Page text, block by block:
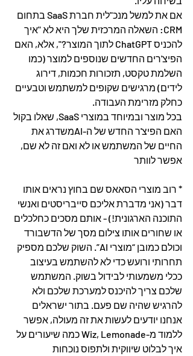
אם את למשל מנכ"לית חברת SaaS בתחום
CRM: השאלה המרכזית שלך היא לא "איך
להכניס ChatGPT לתוך המוצר?", אלא, האם
הפיצ'רים החדשים שנוספים למוצר (כמו
השלמת טקסט, תזכורות חכמות, דירוג
לידים) מרגישים שקופים למשתמש וטבעיים
כחלק מזרימת העבודה.
בכל מוצר ובמיוחד במוצרי SaaS, שאלו בקול
האם הפיצ'ר החדש של ה-AIמשדרג את
החיים של המשתמש או לא ואם זה לא שם,
אפשר לוותר
* רוב מוצרי הסאאס שם בחוץ נראים אותו
דבר (אני מדברת אליכם סייבריסטים ואנשי
התוכנה הארגונית!) - אותם מסכים כחלכלים
או שחורים אותו צילום מסך של הדשבורד
וכולם כמובן “מוצרי AI”. השוק שלכם מספיק
תחרותי ורועש כדי לא להשתמש בעיצוב
ככלי משמעותי לבידול בשוק. המשתמש
שלכם צריך להיכנס למערכת שלכם ולא
להרגיש שהיה שם פעם. בתור ישראלים
אנחנו יודעים לעשות את זה מעולה, אפשר
ללמוד מ-Wiz, Lemonade כמה שיעורים על
איך לבלוט שיווקית ולתפוס נוכחות